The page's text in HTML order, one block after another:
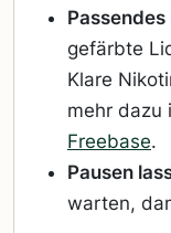
Passendes
gefärbte
Klare
mehr dazu
Freebase.
Pausen
warten,